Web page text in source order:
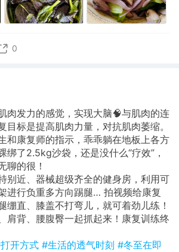
0
肉发力的感觉，实现大脑🧠与肌肉的连
目标是提高肌肉力量，对抗肌肉萎缩。
和康复师的指示，乖乖躺在地板上各方
绑了2.5kg沙袋，还是没什么“疗效”，
聊的很！
别近、器械超级齐全的健身房，利用可
进行负重多方向踢腿… 拍视频给康复
绷直、膝盖不打弯儿，就可着劲儿练！
肩背、腰腹臀一起抓起来！康复训练终
开方式 #生活的透气时刻 #冬至在即